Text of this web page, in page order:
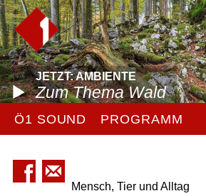
JETZT: AMBIENTE
Zum Thema Wald
Ö1 SOUND PROGRAMM
Mensch, Tier und Alltag